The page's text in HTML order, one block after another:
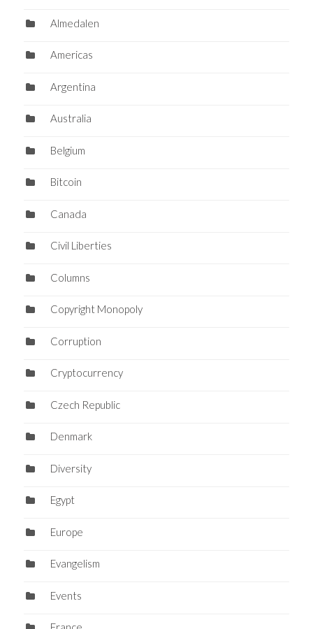
Almedalen
Americas
Argentina
Australia
Belgium
Bitcoin
Canada
Civil Liberties
Columns
Copyright Monopoly
Corruption
Cryptocurrency
Czech Republic
Denmark
Diversity
Egypt
Europe
Evangelism
Events